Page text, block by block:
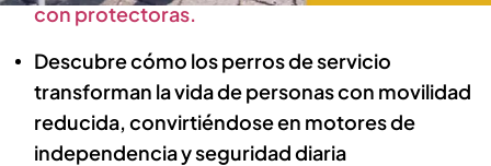
con protectoras.
Descubre cómo los perros de servicio
transforman la vida de personas con movilidad
reducida, convirtiéndose en motores de
independencia y seguridad diaria